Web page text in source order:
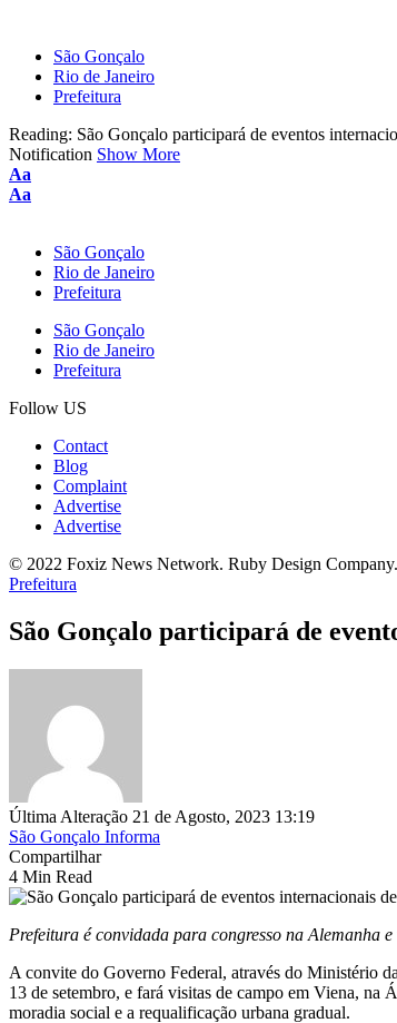
São Gonçalo
Rio de Janeiro
Prefeitura
Reading: São Gonçalo participará de eventos
Notification Show More
Font
Resizer
Aa
Font
Aa
São Gonçalo
Rio de Janeiro
Prefeitura
São Gonçalo
Rio de Janeiro
Prefeitura
Follow US
Contact
Blog
Complaint
Advertise
Advertise
© 2022 Foxiz News Network. Ruby Design
Prefeitura
São Gonçalo participará de
Última Alteração 21 de Agosto, 2023 13:19
São Gonçalo Informa
Compartilhar
4 Min Read
Prefeitura é convidada para congresso na Alemanha
A convite do Governo Federal, através do Ministério
13 de setembro, e fará visitas de campo em Viena, na
moradia social e a requalificação urbana gradual.